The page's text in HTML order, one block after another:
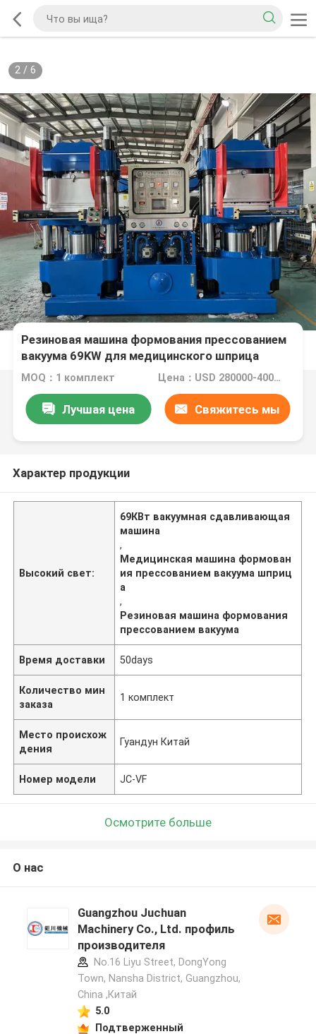
2/ 6
Резиновая машина формования прессованием
вакуума 69KW для медицинского шприца
MOQ：1 комплект Цена：USD 280000-40000one set
Лучшая цена Свяжитесь мы
Характер продукции
Высокий свет:
69КВт вакуумная сдавливающая
машина
,
Медицинская машина формован
ия прессованием вакуума шприц
а
,
Резиновая машина формования
прессованием вакуума
Время доставки 50days
Количество мин
заказа
1 комплект
Место происхож
дения
Гуандун Китай
Номер модели JC-VF
Осмотрите больше
О нас
Guangzhou Juchuan
Machinery Co., Ltd. профиль
производителя
No.16 Liyu Street, DongYong
Town, Nansha District, Guangzhou,
China ,Китай
5.0
Подтверженный